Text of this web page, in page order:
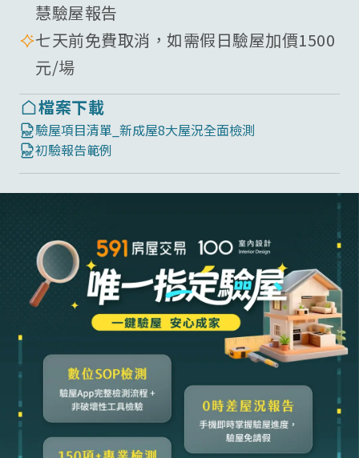
慧驗屋報告
七天前免費取消，如需假日驗屋加價1500
元/場
檔案下載
驗屋項目清單_新成屋8大屋況全面檢測
初驗報告範例